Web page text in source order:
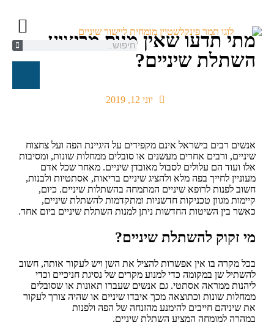
מתי תדעו שאין מנוס מביצוע
השתלת שיניים?
יוני 12, 2019
אנשים רבים בישראל אינם מקפידים על היגיינת הפה ועל צחצוח
שיניים, ורבים אחרים מעשנים או סובלים ממחלות שונות, ומסיבות
אלו ועוד הם עלולים לסבול מאובדן שיניים. מאחר שכל אדם
מעוניין לחייך בפה מלא ולהציג שיניים בריאות, אסתטיות ולבנות,
חשוב לפנות לרופא שיניים המתמחה בהשתלות שיניים. כיום,
קיימות מגוון טכניקות חדשניות ומתקדמות להשתלת שיניים,
כאשר בין השיטות החדשות ניתן למנות השתלת שיניים ביום אחד.
מי זקוק להשתלת שיניים?
בכל מקרה בו אין אפשרות להציל את השן ויש לעקור אותה, חשוב
להשתיל שן במקומה כדי למנוע מקרים של נסיגת חניכיים וכדי
ליהנות ממראה אסתטי. גם אנשים שעברו תאונות או שסובלים
ממחלות שונות וכתוצאה מכך איבדו שיניים או שהיה צורך לעקור
את שיניהם חייבים להימנע מהזנחה של הפה ולפנות
במהרה למומחה המציע השתלת שיניים.